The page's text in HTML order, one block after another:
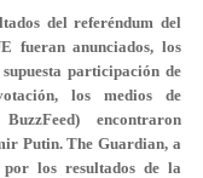
del referéndum del
fueran anunciados, los
participación de
los medios de
encontraron
Putin. The Guardian, a
los resultados de la